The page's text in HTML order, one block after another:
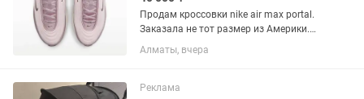
Продам кроссовки nike air max portal.
Заказала не тот размер из Америки.
Покупала за 43000+доставка Отдам за
40000, так как размер не мой
Алматы, вчера
Реклама